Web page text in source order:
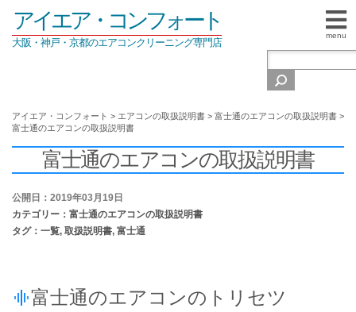
menu
アイエア・コンフォート
大阪・神戸・京都のエアコンクリーニング専門店
アイエア・コンフォート > エアコンの取扱説明書 > 富士通のエアコンの取扱説明書 >
富士通のエアコンの取扱説明書
富士通のエアコンの取扱説明書
公開日：2019年03月19日
カテゴリー： 富士通のエアコンの取扱説明書
タグ： 一覧, 取扱説明書, 富士通
富士通のエアコンのトリセツ